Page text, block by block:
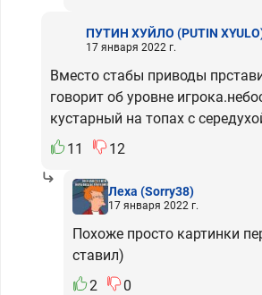
ПУТИН ХУЙЛО (PUTIN
17 января 2022 г.
Вместо стабы приводы
говорит об уровне
кустарный на топах с
11
12
Леха (Sorry38)
17 января 2022 г.
Похоже просто картинки
ставил)
2
0